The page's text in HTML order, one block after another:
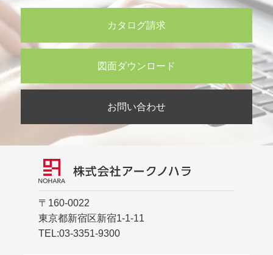
カタログ請求
図面ダウンロード
お問い合わせ
〒160-0022
東京都新宿区新宿1-1-11
TEL:03-3351-9300